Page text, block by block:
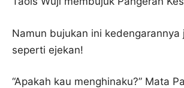
Namun bujukan ini kedengarannya
seperti ejekan!
“Apakah kau menghinaku?” Mata